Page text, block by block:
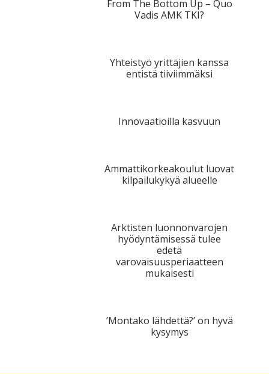
From The Bottom Up – Quo
Vadis AMK TKI?
Yhteistyö yrittäjien kanssa
entistä tiiviimmäksi
Innovaatioilla kasvuun
Ammattikorkeakoulut luovat
kilpailukykyä alueelle
Arktisten luonnonvarojen
hyödyntämisessä tulee
edetä
varovaisuusperiaatteen
mukaisesti
’Montako lähdettä?’ on hyvä
kysymys